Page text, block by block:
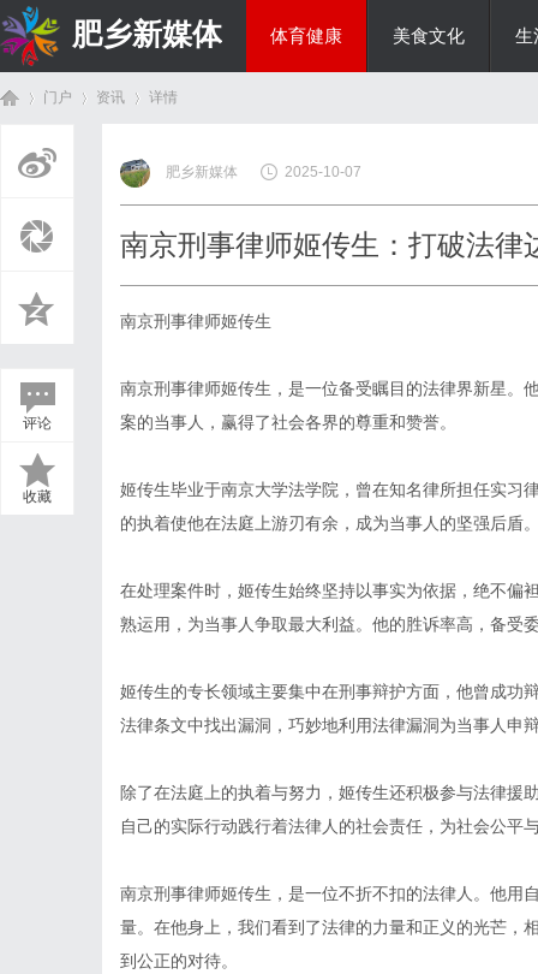
肥乡新媒体 体育健康 美食文化 生
门户 资讯
›
详情
评论
收藏
肥乡新媒体 2025-10-07
南京刑事律师姬传生：打破法律
南京刑事律师姬传生
南京刑事律师姬传生，是一位备受瞩目的法律界新星。
案的当事人，赢得了社会各界的尊重和赞誉。
姬传生毕业于南京大学法学院，曾在知名律所担任实习
的执着使他在法庭上游刃有余，成为当事人的坚强后盾
在处理案件时，姬传生始终坚持以事实为依据，绝不偏
熟运用，为当事人争取最大利益。他的胜诉率高，备受
姬传生的专长领域主要集中在刑事辩护方面，他曾成功
法律条文中找出漏洞，巧妙地利用法律漏洞为当事人申
除了在法庭上的执着与努力，姬传生还积极参与法律援
自己的实际行动践行着法律人的社会责任，为社会公平
南京刑事律师姬传生，是一位不折不扣的法律人。他用
量。在他身上，我们看到了法律的力量和正义的光芒，
到公正的对待。